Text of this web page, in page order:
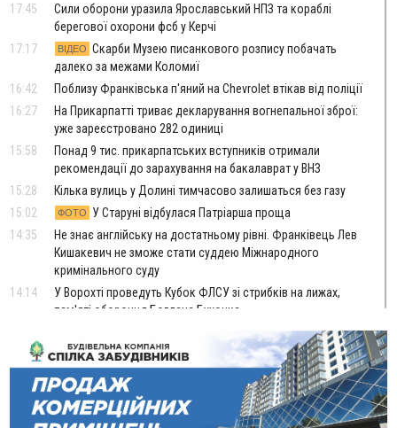
17:45
Сили оборони уразила Ярославський НПЗ та кораблі
берегової охорони фсб у Керчі
17:17
ВІДЕО Скарби Музею писанкового розпису побачать
далеко за межами Коломиї
16:42
Поблизу Франківська п'яний на Chevrolet втікав від поліції
16:27
На Прикарпатті триває декларування вогнепальної зброї:
уже зареєстровано 282 одиниці
15:58
Понад 9 тис. прикарпатських вступників отримали
рекомендації до зарахування на бакалаврат у ВНЗ
15:28
Кілька вулиць у Долині тимчасово залишаться без газу
15:02
ФОТО
У Старуні відбулася Патріарша проща
14:35
Не знає англійську на достатньому рівні. Франківець Лев
Кишакевич не зможе стати суддею Міжнародного
кримінального суду
14:14
У Ворохті проведуть Кубок ФЛСУ зі стрибків на лижах,
пам'яті оборонця Богдана Бухонка
На Калущині розшукали чоловіка, який три дні
блукав у лісі
13:14
Боднар розповів про реакцію влади Польщі на атаки на
українців та про зміни після 23 серпня
12:31
ВІДЕО "Едельвейси" щемливо привітали рідну Коломию з